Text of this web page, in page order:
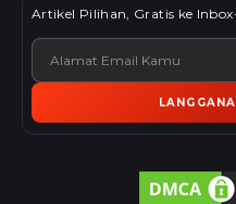
Artikel Pilihan, Gratis ke